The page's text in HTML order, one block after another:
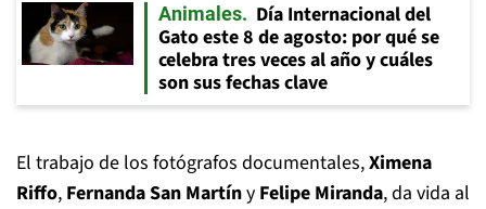
Animales
Día Internacional del
Gato este 8 de agosto: por qué se
celebra tres veces al año y cuáles
son sus fechas clave
El trabajo de los fotógrafos documentales,Ximena
Riffo, Fernanda San Martíny Felipe Miranda, da vida al